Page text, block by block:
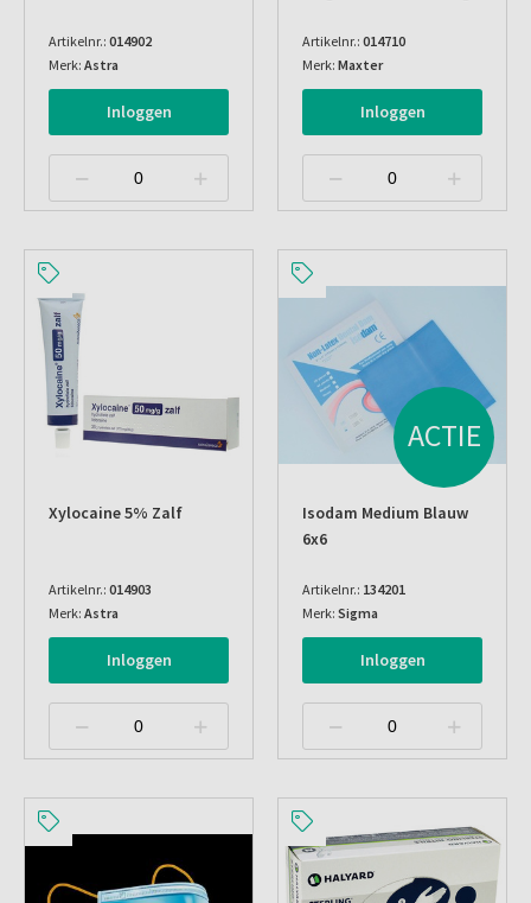
Artikelnr.: 014902
Merk: Astra
Inloggen
Artikelnr.: 014710
Merk: Maxter
Inloggen
Xylocaine 5% Zalf
Artikelnr.: 014903
Merk: Astra
Inloggen
ACTIE
Isodam Medium Blauw
6x6
Artikelnr.: 134201
Merk: Sigma
Inloggen